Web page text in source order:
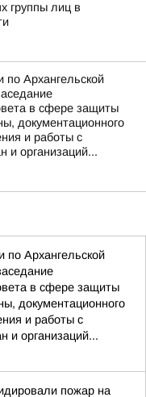
группы лиц в
Архангельской
в сфере защиты
документационного
и работы с
и организаций...
Архангельской
в сфере защиты
документационного
и работы с
и организаций...
пожар на